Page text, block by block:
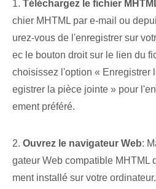
1. Téléchargez le fichier
chier MHTML par e-mail ou
urez-vous de l'enregistrer sur
ec le bouton droit sur le lien du
choisissez l'option «
egistrer la pièce jointe » pour
ement préféré.
2. Ouvrez le navigateur Web:
gateur Web compatible MHTML
ment installé sur votre ordinateur.